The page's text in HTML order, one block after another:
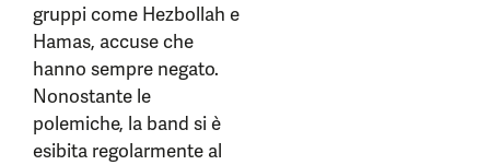
gruppi come Hezbollah e
Hamas, accuse che
hanno sempre negato.
Nonostante le
polemiche, la band si è
esibita regolarmente al